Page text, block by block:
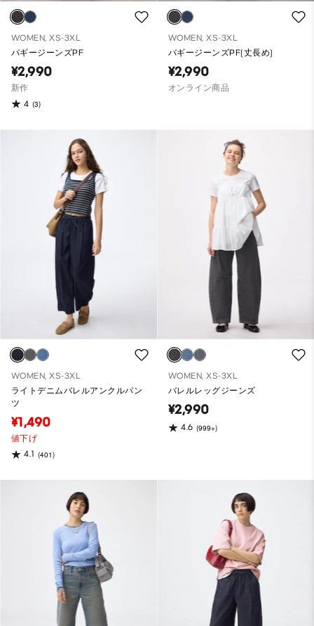
WOMEN, XS-3XL
バギージーンズPF
¥2,990
新作
4 (3)
WOMEN, XS-3XL
バギージーンズPF(丈長め)
¥2,990
オンライン商品
WOMEN, XS-3XL
ライトデニムバレルアンクルパン
ツ
¥1,490
値下げ
4.1 (401)
WOMEN, XS-3XL
バレルレッグジーンズ
¥2,990
4.6 (999+)